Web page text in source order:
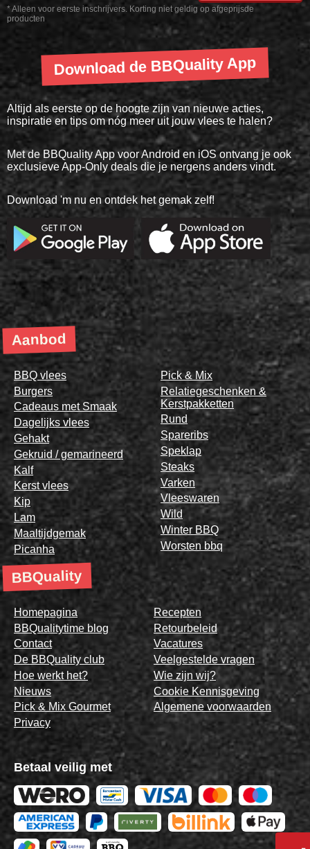
* Alleen voor eerste inschrijvers. Korting niet geldig op afgeprijsde
producten
Download de BBQuality App
Altijd als eerste op de hoogte zijn van nieuwe acties,
inspiratie en tips om nóg meer uit jouw vlees te halen?
Met de BBQuality App voor Android en iOS ontvang je ook
exclusieve App-Only deals die je nergens anders vindt.
Download 'm nu en ontdek het gemak zelf!
Aanbod
BBQ vlees
Burgers
Cadeaus met Smaak
Dagelijks vlees
Gehakt
Gekruid / gemarineerd
Kalf
Kerst vlees
Kip
Lam
Maaltijdgemak
Picanha
Pick & Mix
Relatiegeschenken &
Kerstpakketten
Rund
Spareribs
Speklap
Steaks
Varken
Vleeswaren
Wild
Winter BBQ
Worsten bbq
BBQuality
Homepagina
BBQualitytime blog
Contact
De BBQuality club
Hoe werkt het?
Nieuws
Pick & Mix Gourmet
Privacy
Recepten
Retourbeleid
Vacatures
Veelgestelde vragen
Wie zijn wij?
Cookie Kennisgeving
Algemene voorwaarden
Betaal veilig met